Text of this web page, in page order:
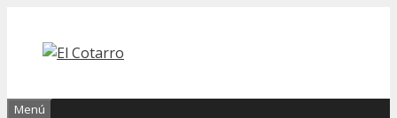
contenido
Menú